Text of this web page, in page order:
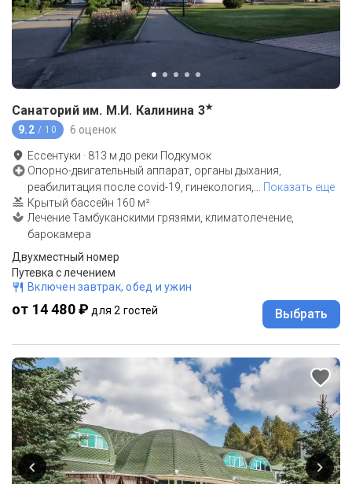
Санаторий им. М.И. Калинина 3★
9.2 / 10 6 оценок
Ессентуки · 813 м до реки Подкумок
Опорно-двигательный аппарат, органы дыхания,
реабилитация после covid-19, гинекология,
Показать еще
Крытый бассейн 160 м²
Лечение Тамбуканскими грязями, климатолечение,
барокамера
Двухместный номер
Путевка с лечением
Включен завтрак, обед и ужин
от 14 480 ₽ для 2 гостей Выбрать